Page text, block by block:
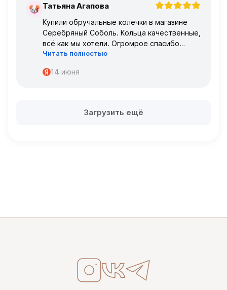
Т Татьяна Агапова
Купили обручальные колечки в магазине
Серебряный Соболь. Кольца качественные,
всё как мы хотели. Огромрое спасибо
персоналу за работу с нами!
Читать полностью
14 июня
Загрузить ещё